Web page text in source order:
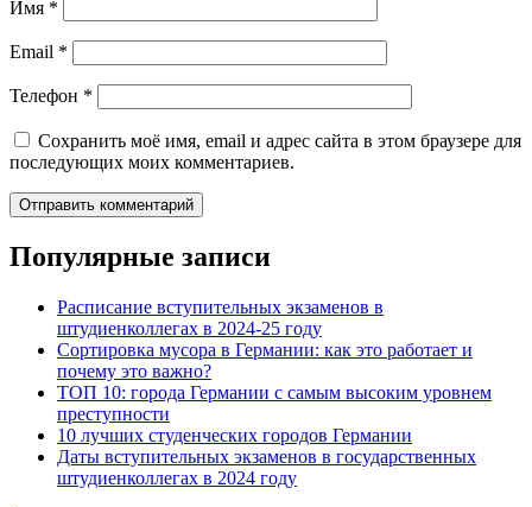
Имя *
Email *
Телефон *
Сохранить моё имя, email и адрес сайта в этом браузере для
последующих моих комментариев.
Популярные записи
Расписание вступительных экзаменов в
штудиенколлегах в 2024-25 году
Сортировка мусора в Германии: как это работает и
почему это важно?
ТОП 10: города Германии с самым высоким уровнем
преступности
10 лучших студенческих городов Германии
Даты вступительных экзаменов в государственных
штудиенколлегах в 2024 году